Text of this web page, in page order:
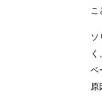
こ
ソ
ベ
原